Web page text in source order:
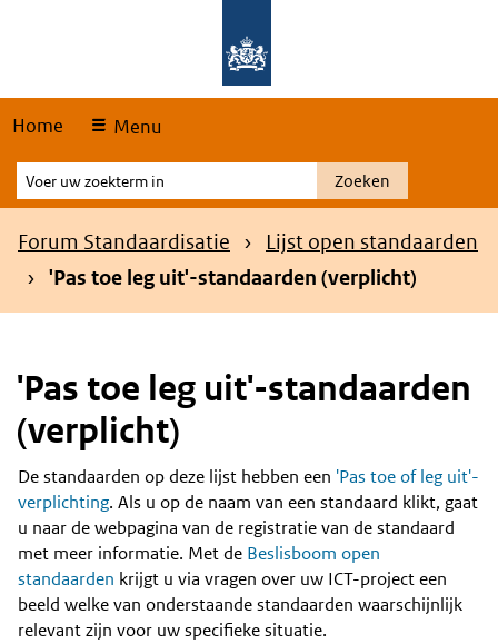
Home Menu
Voer
uw
zoekterm
Zoeken
Kruimelpad
Forum Standaardisatie
Lijst open standaarden
'Pas toe leg uit'-standaarden (verplicht)
'Pas toe leg uit'-standaarden
(verplicht)
Content
De standaarden op deze lijst hebben een 'Pas toe of leg uit'-
verplichting. Als u op de naam van een standaard klikt, gaat
u naar de webpagina van de registratie van de standaard
met meer informatie. Met de Beslisboom open
standaarden krijgt u via vragen over uw ICT-project een
beeld welke van onderstaande standaarden waarschijnlijk
relevant zijn voor uw specifieke situatie.